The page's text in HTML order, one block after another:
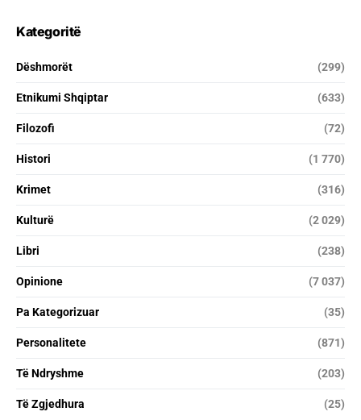
Kategoritë
Dëshmorët (299)
Etnikumi Shqiptar (633)
Filozofi (72)
Histori (1 770)
Krimet (316)
Kulturë (2 029)
Libri (238)
Opinione (7 037)
Pa Kategorizuar (35)
Personalitete (871)
Të Ndryshme (203)
Të Zgjedhura (25)